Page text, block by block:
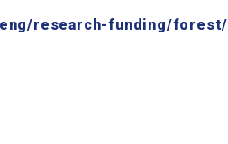
research-funding/forest/